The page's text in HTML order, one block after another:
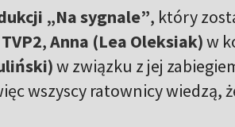
„Na sygnale”, który
,Anna (Lea Oleksiak)w
w związku z jej
wszyscy ratownicy wiedzą,